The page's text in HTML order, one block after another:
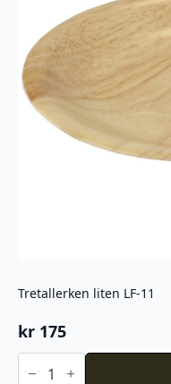
Tretallerken liten LF-11
kr 175
Tretallerken
liten